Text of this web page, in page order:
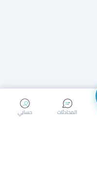
إجراء مكالمة
حسابي المحادثات